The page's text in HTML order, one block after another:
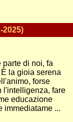
2025)
parte di noi, fa
la gioia serena
forse
l'intelligenza, fare
educazione
immediatame ...